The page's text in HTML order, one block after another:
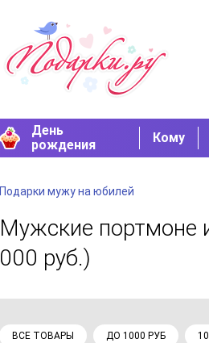
День
рождения
Кому
Подарки мужу на юбилей
Мужские портмоне
000 руб.)
ВСЕ ТОВАРЫ ДО 1000 РУБ